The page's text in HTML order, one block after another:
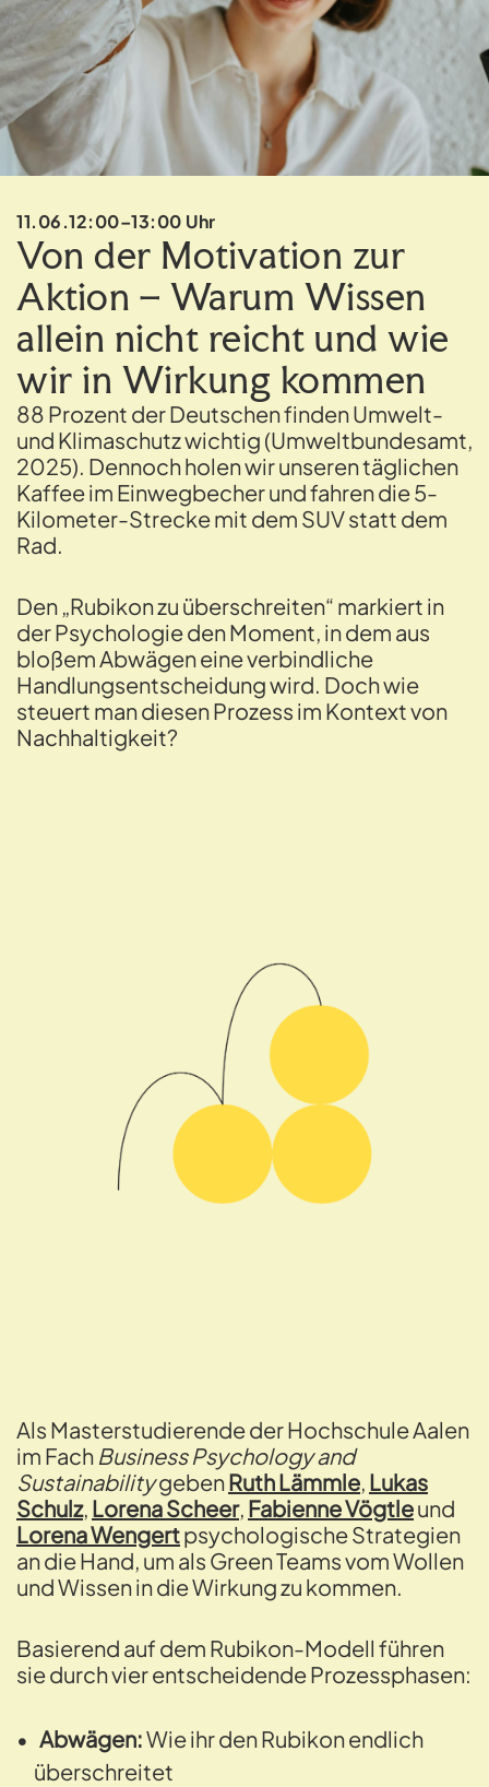
11.06.12:00–13:00 Uhr
Von der Motivation zur
Aktion – Warum Wissen
allein nicht reicht und wie
wir in Wirkung kommen
88 Prozent der Deutschen finden Umwelt-
und Klimaschutz wichtig (Umweltbundesamt,
2025). Dennoch holen wir unseren täglichen
Kaffee im Einwegbecher und fahren die 5-
Kilometer-Strecke mit dem SUV statt dem
Rad.
Den „Rubikon zu überschreiten“ markiert in
der Psychologie den Moment, in dem aus
bloßem Abwägen eine verbindliche
Handlungsentscheidung wird. Doch wie
steuert man diesen Prozess im Kontext von
Nachhaltigkeit?
Als Masterstudierende der Hochschule Aalen
im Fach Business Psychology and
SustainabilitygebenRuth Lämmle, Lukas
Schulz, Lorena Scheer, Fabienne Vögtleund
Lorena Wengertpsychologische Strategien
an die Hand, um als Green Teams vom Wollen
und Wissen in die Wirkung zu kommen.
Basierend auf dem Rubikon-Modell führen
sie durch vier entscheidende Prozessphasen:
Abwägen:Wie ihr den Rubikon endlich
überschreitet